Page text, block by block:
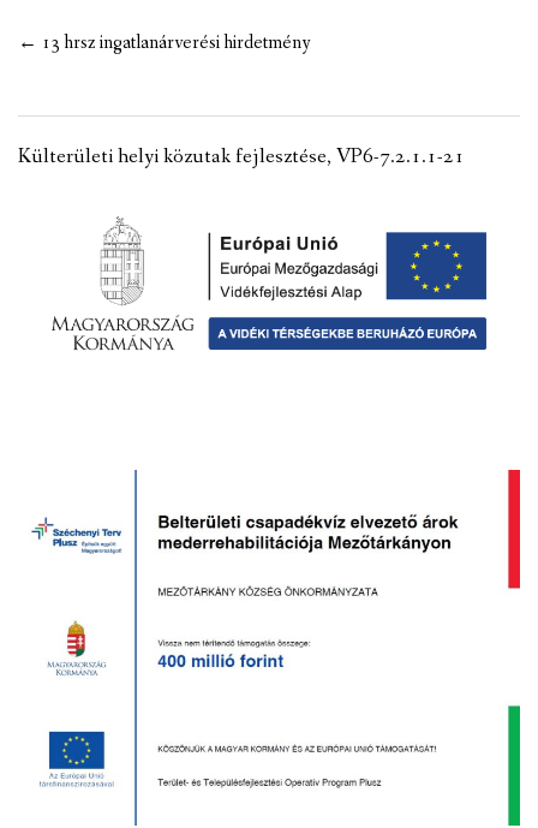
KÉPVISELŐ-TESTÜLET
NEMZETISÉGI ÖNKORMÁNYZAT
TÁRSULÁS
PÁLYÁZATOK
HIRDETMÉNYEK
Post
← 13 hrsz ingatlanárverési hirdetmény
Külterületi helyi közutak fejlesztése, VP6-7.2.1.1-21